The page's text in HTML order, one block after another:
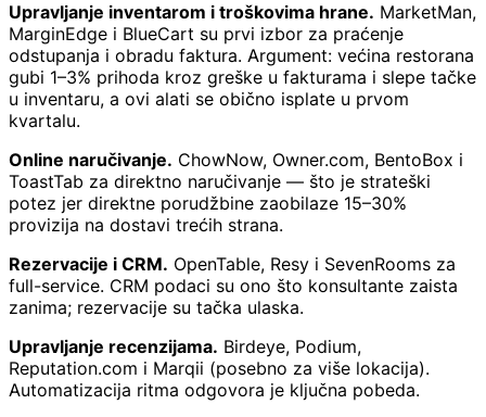
Upravljanje inventarom i troškovima hrane. MarketMan,
MarginEdge i BlueCart su prvi izbor za praćenje
odstupanja i obradu faktura. Argument: većina restorana
gubi 1–3% prihoda kroz greške u fakturama i slepe tačke
u inventaru, a ovi alati se obično isplate u prvom
kvartalu.
Online naručivanje. ChowNow, Owner.com, BentoBox i
ToastTab za direktno naručivanje — što je strateški
potez jer direktne porudžbine zaobilaze 15–30%
provizija na dostavi trećih strana.
Rezervacije i CRM. OpenTable, Resy i SevenRooms za
full-service. CRM podaci su ono što konsultante zaista
zanima; rezervacije su tačka ulaska.
Upravljanje recenzijama. Birdeye, Podium,
Reputation.com i Marqii (posebno za više lokacija).
Automatizacija ritma odgovora je ključna pobeda.